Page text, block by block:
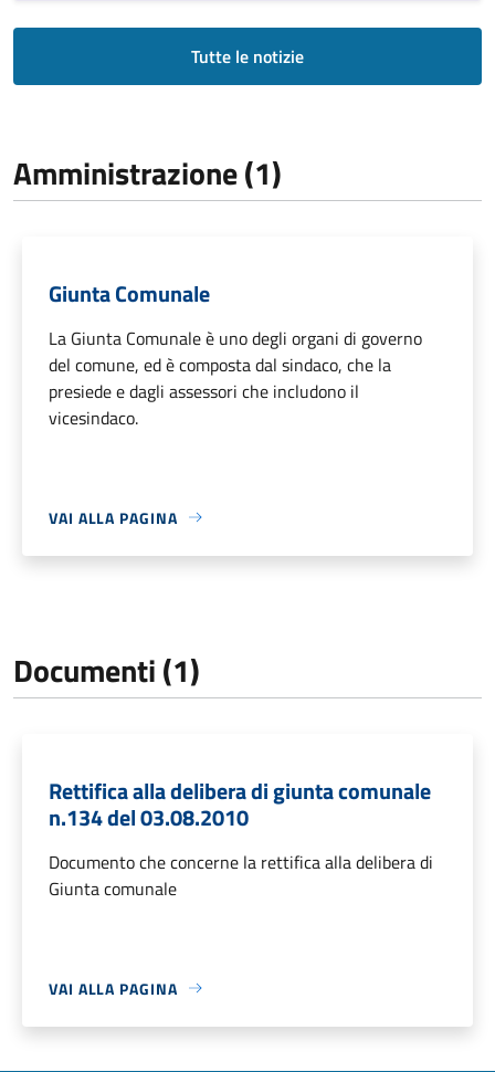
Tutte le notizie
Amministrazione (1)
Giunta Comunale
La Giunta Comunale è uno degli organi di governo
del comune, ed è composta dal sindaco, che la
presiede e dagli assessori che includono il
vicesindaco.
VAI ALLA PAGINA
Documenti (1)
Rettifica alla delibera di giunta comunale
n.134 del 03.08.2010
Documento che concerne la rettifica alla delibera di
Giunta comunale
VAI ALLA PAGINA